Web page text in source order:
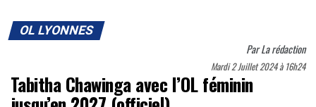
OL LYONNES
ParLa rédaction
Mardi 2 Juillet 2024 à 16h24
Tabitha Chawinga avec l’OL féminin